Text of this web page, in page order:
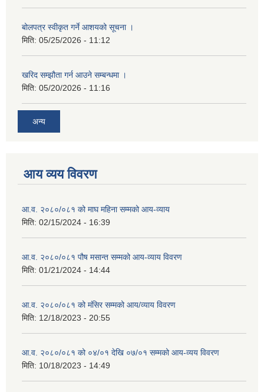
बोलपत्र स्वीकृत गर्ने आशयको सूचना ।
मिति: 05/25/2026 - 11:12
खरिद सम्झौता गर्न आउने सम्बन्धमा ।
मिति: 05/20/2026 - 11:16
अन्य
आय व्यय विवरण
आ.व. २०८०/०८१ को माघ महिना सम्मको आय-व्याय
मिति: 02/15/2024 - 16:39
आ.व. २०८०/०८१ पौष मसान्त सम्मको आय-व्याय विवरण
मिति: 01/21/2024 - 14:44
आ.व. २०८०/०८१ को मंसिर सम्मको आय/व्याय विवरण
मिति: 12/18/2023 - 20:55
आ.व. २०८०/०८१ को ०४/०१ देखि ०७/०१ सम्मको आय-व्यय विवरण
मिति: 10/18/2023 - 14:49